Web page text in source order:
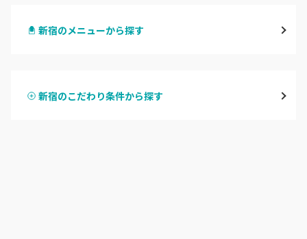
原宿
新宿のメニューから探す
ハンドスカルプ
新宿のこだわり条件から探す